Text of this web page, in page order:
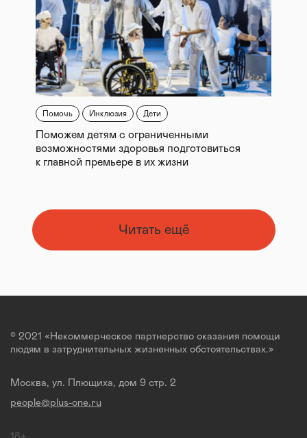
Помочь Инклюзия Дети
Поможем детям с ограниченными
возможностями здоровья подготовиться
к главной премьере в их жизни
Читать ещё
© 2021 «Некоммерческое партнерство оказания помощи
людям в затруднительных жизненных обстоятельствах.»
Москва, ул. Плющиха, дом 9 стр. 2
people@plus-one.ru